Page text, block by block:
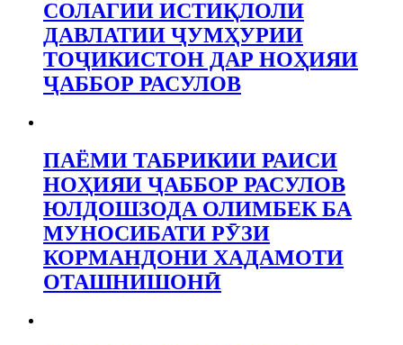
СОЛАГИИ ИСТИҚЛОЛИ
ДАВЛАТИИ ҶУМҲУРИИ
ТОҶИКИСТОН ДАР НОҲИЯИ
ҶАББОР РАСУЛОВ
ПАЁМИ ТАБРИКИИ РАИСИ
НОҲИЯИ ҶАББОР РАСУЛОВ
ЮЛДОШЗОДА ОЛИМБЕК БА
МУНОСИБАТИ РӮЗИ
КОРМАНДОНИ ХАДАМОТИ
ОТАШНИШОНӢ